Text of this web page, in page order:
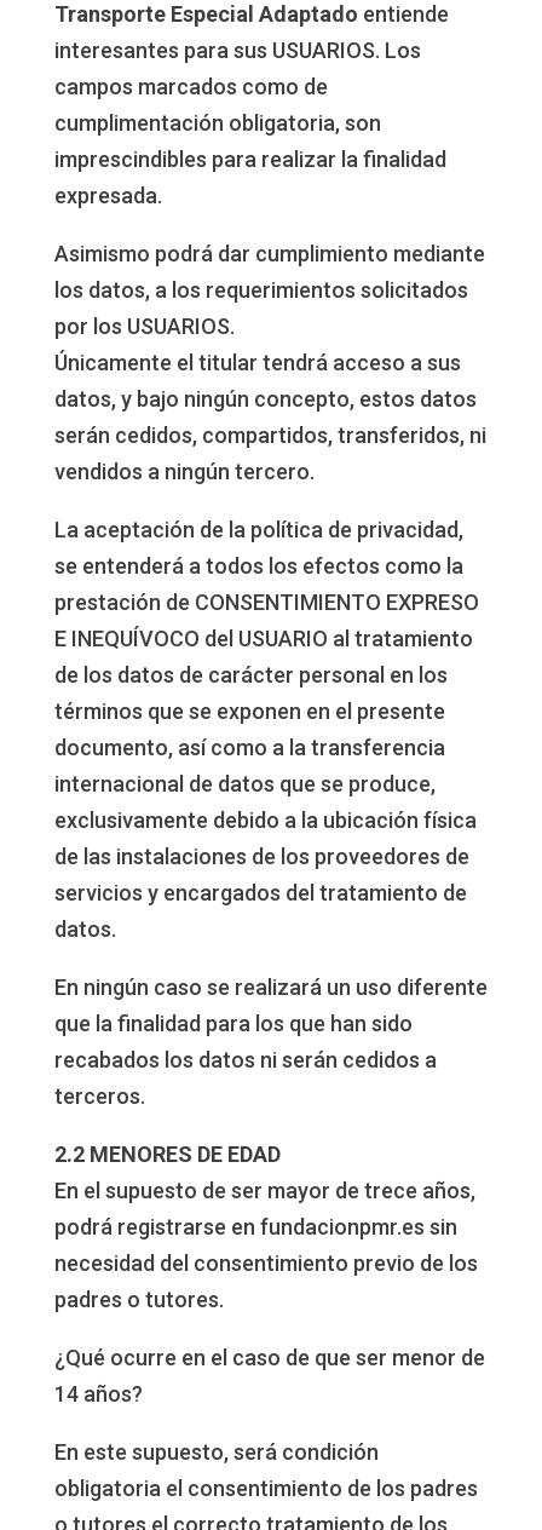
Transporte Especial Adaptado entiende
interesantes para sus USUARIOS. Los
campos marcados como de
cumplimentación obligatoria, son
imprescindibles para realizar la finalidad
expresada.
Asimismo podrá dar cumplimiento mediante
los datos, a los requerimientos solicitados
por los USUARIOS.
Únicamente el titular tendrá acceso a sus
datos, y bajo ningún concepto, estos datos
serán cedidos, compartidos, transferidos, ni
vendidos a ningún tercero.
La aceptación de la política de privacidad,
se entenderá a todos los efectos como la
prestación de CONSENTIMIENTO EXPRESO
E INEQUÍVOCO del USUARIO al tratamiento
de los datos de carácter personal en los
términos que se exponen en el presente
documento, así como a la transferencia
internacional de datos que se produce,
exclusivamente debido a la ubicación física
de las instalaciones de los proveedores de
servicios y encargados del tratamiento de
datos.
En ningún caso se realizará un uso diferente
que la finalidad para los que han sido
recabados los datos ni serán cedidos a
terceros.
2.2 MENORES DE EDAD
En el supuesto de ser mayor de trece años,
podrá registrarse en fundacionpmr.es sin
necesidad del consentimiento previo de los
padres o tutores.
¿Qué ocurre en el caso de que ser menor de
14 años?
En este supuesto, será condición
obligatoria el consentimiento de los padres
o tutores el correcto tratamiento de los